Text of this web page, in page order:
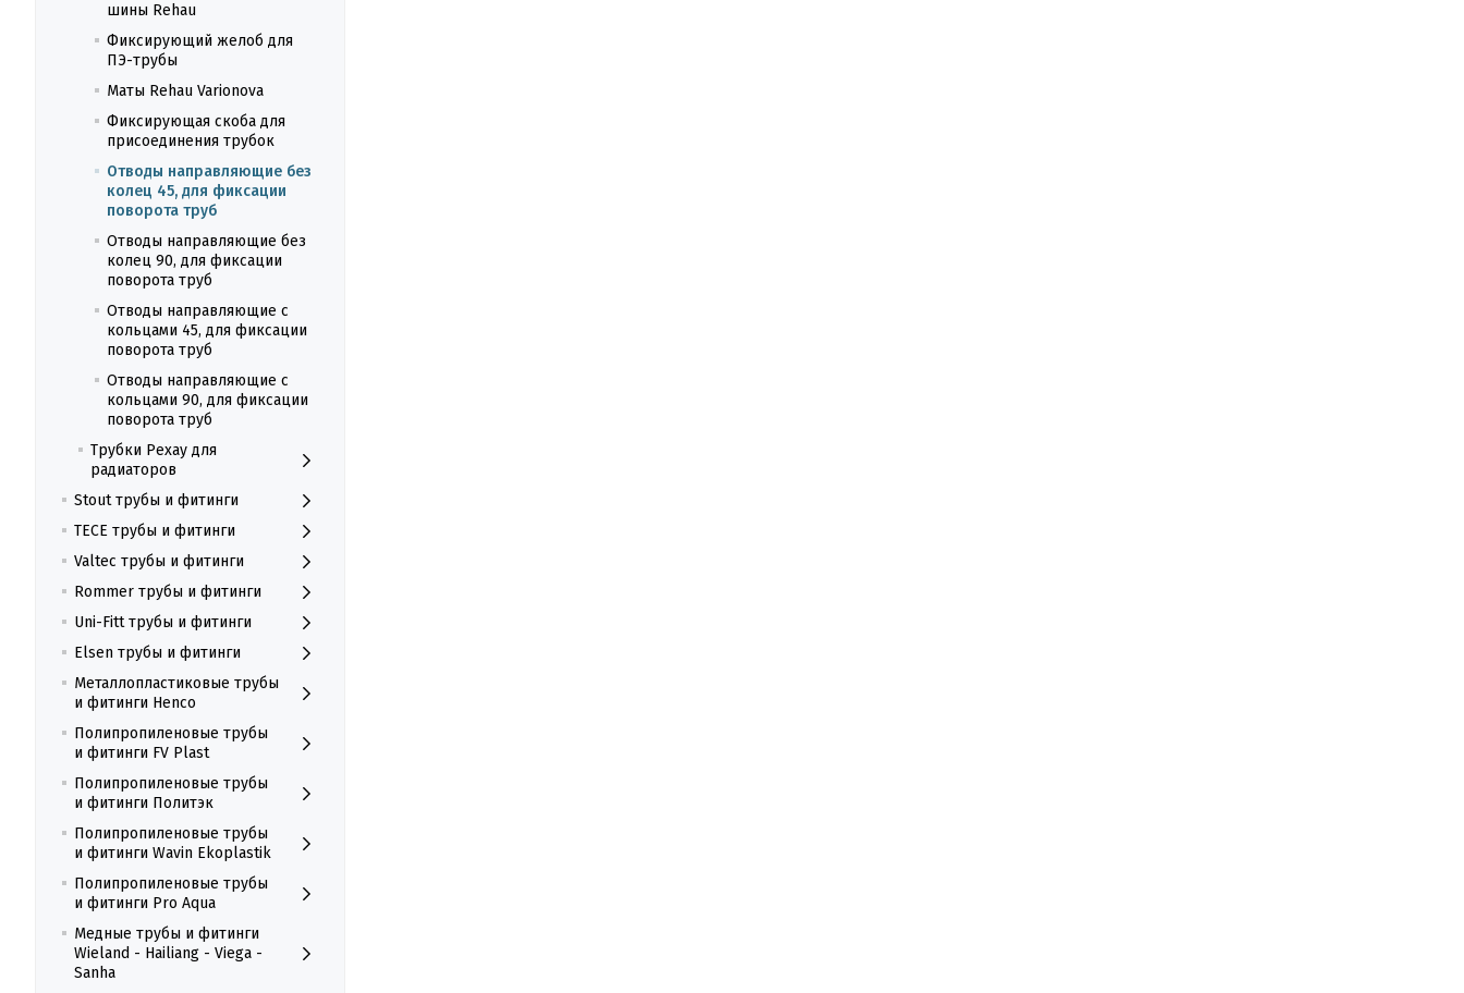
шины Rehau
Фиксирующий желоб для
ПЭ-трубы
Маты Rehau Varionova
Фиксирующая скоба для
присоединения трубок
Отводы направляющие без
колец 45, для фиксации
поворота труб
Отводы направляющие без
колец 90, для фиксации
поворота труб
Отводы направляющие с
кольцами 45, для фиксации
поворота труб
Отводы направляющие с
кольцами 90, для фиксации
поворота труб
Трубки Рехау для
радиаторов
Stout трубы и фитинги
TECE трубы и фитинги
Valtec трубы и фитинги
Rommer трубы и фитинги
Uni-Fitt трубы и фитинги
Elsen трубы и фитинги
Металлопластиковые трубы
и фитинги Henco
Полипропиленовые трубы
и фитинги FV Plast
Полипропиленовые трубы
и фитинги Политэк
Полипропиленовые трубы
и фитинги Wavin Ekoplastik
Полипропиленовые трубы
и фитинги Pro Aqua
Медные трубы и фитинги
Wieland - Hailiang - Viega -
Sanha